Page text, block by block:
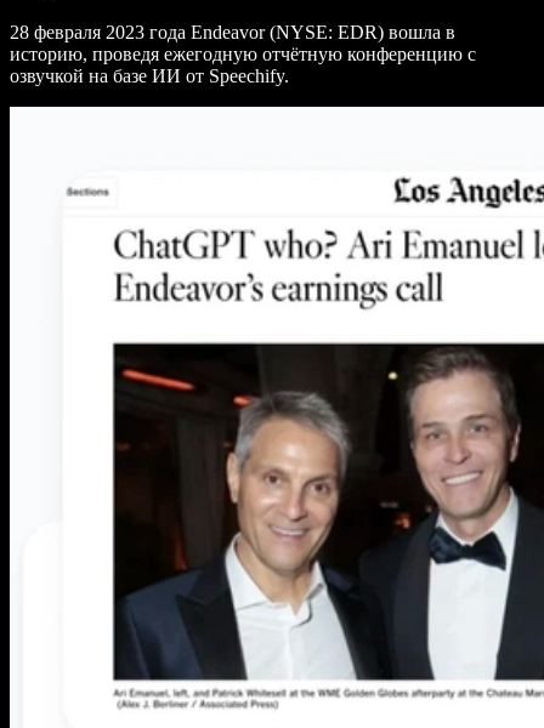
28 февраля 2023 года Endeavor (NYSE: EDR) вошла в
историю, проведя ежегодную отчётную конференцию с
озвучкой на базе ИИ от Speechify.